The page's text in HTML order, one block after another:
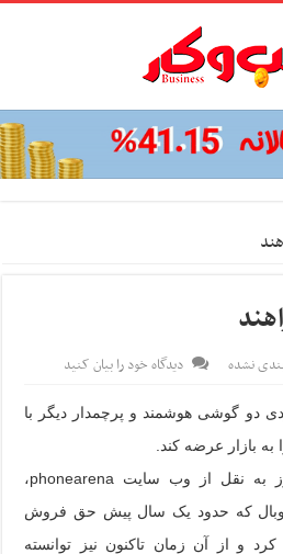
نشده دیدگاه خود را بیان کنید
دو گوشی هوشمند و پرچمدار دیگر با
به گزارش کسب و کار نیوز به نقل از وب سایت phonearena،
که حدود یک سال پیش حق فروش
و از آن زمان تاکنون نیز توانسته